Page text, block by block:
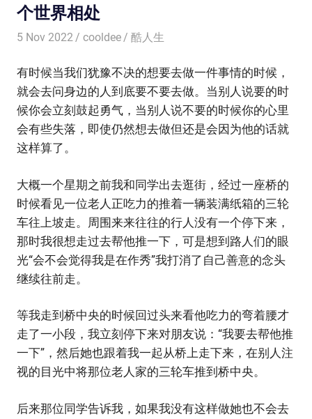
个世界相处
5 Nov 2022 cooldee 酷人生
有时候当我们犹豫不决的想要去做一件事情的时候，
就会去问身边的人到底要不要去做。当别人说要的时
候你会立刻鼓起勇气，当别人说不要的时候你的心里
会有些失落，即使仍然想去做但还是会因为他的话就
这样算了。
大概一个星期之前我和同学出去逛街，经过一座桥的
时候看见一位老人正吃力的推着一辆装满纸箱的三轮
车往上坡走。周围来来往往的行人没有一个停下来，
那时我很想走过去帮他推一下，可是想到路人们的眼
光“会不会觉得我是在作秀”我打消了自己善意的念头
继续往前走。
等我走到桥中央的时候回过头来看他吃力的弯着腰才
走了一小段，我立刻停下来对朋友说：“我要去帮他推
一下”，然后她也跟着我一起从桥上走下来，在别人注
视的目光中将那位老人家的三轮车推到桥中央。
后来那位同学告诉我，如果我没有这样做她也不会去